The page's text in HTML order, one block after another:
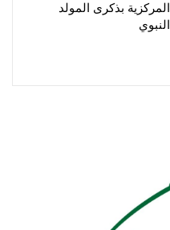
المركزية بذكرى المولد
النبوي